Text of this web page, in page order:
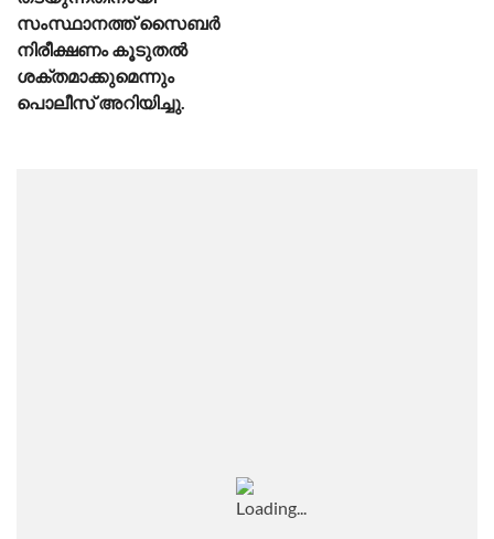
സംസ്ഥാനത്ത് സൈബർ
നിരീക്ഷണം കൂടുതൽ
ശക്തമാക്കുമെന്നും
പൊലീസ് അറിയിച്ചു.